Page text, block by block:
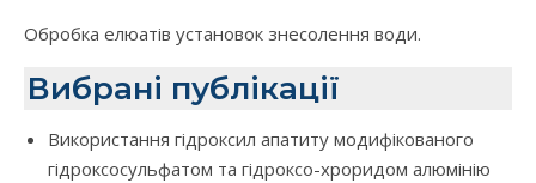
Обробка елюатів установок знесолення води.
Вибрані публікації
Використання гідроксил апатиту модифікованого
гідроксосульфатом та гідроксо-хроридом алюмінію